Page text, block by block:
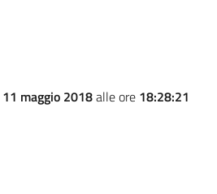
maggio 2018alle ore 18:28:21